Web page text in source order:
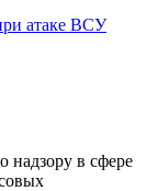
атаке ВСУ
надзору в сфере